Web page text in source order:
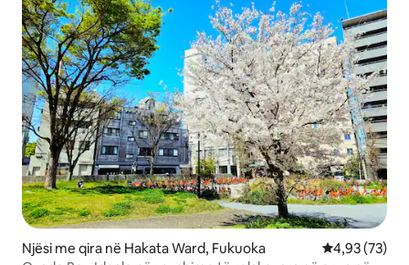
Njësi me qira në Hakata Ward, Fukuoka Vlerësimi
4,93 (73)